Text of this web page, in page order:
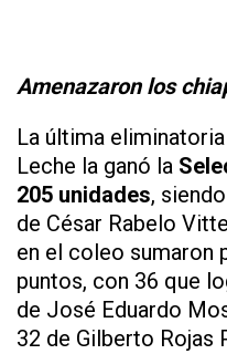
Amenazaron los
La última
Leche la ganó la
205 unidades,
de César Rabelo
en el coleo sumaron
puntos, con 36 que
de José Eduardo
32 de Gilberto Rojas